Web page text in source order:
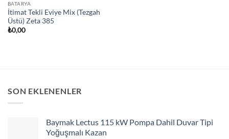
BATARYA
İtimat Tekli Eviye Mix (Tezgah
Üstü) Zeta 385
₺0,00
SON EKLENENLER
Baymak Lectus 115 kW Pompa Dahil Duvar Tipi
Yoğuşmalı Kazan